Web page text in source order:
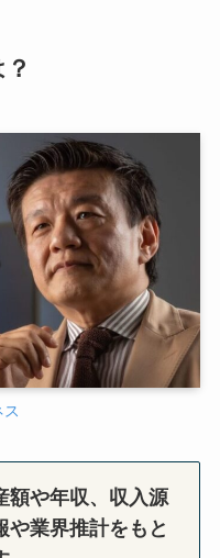
ス
額や年収、収入源
や業界推計をもと